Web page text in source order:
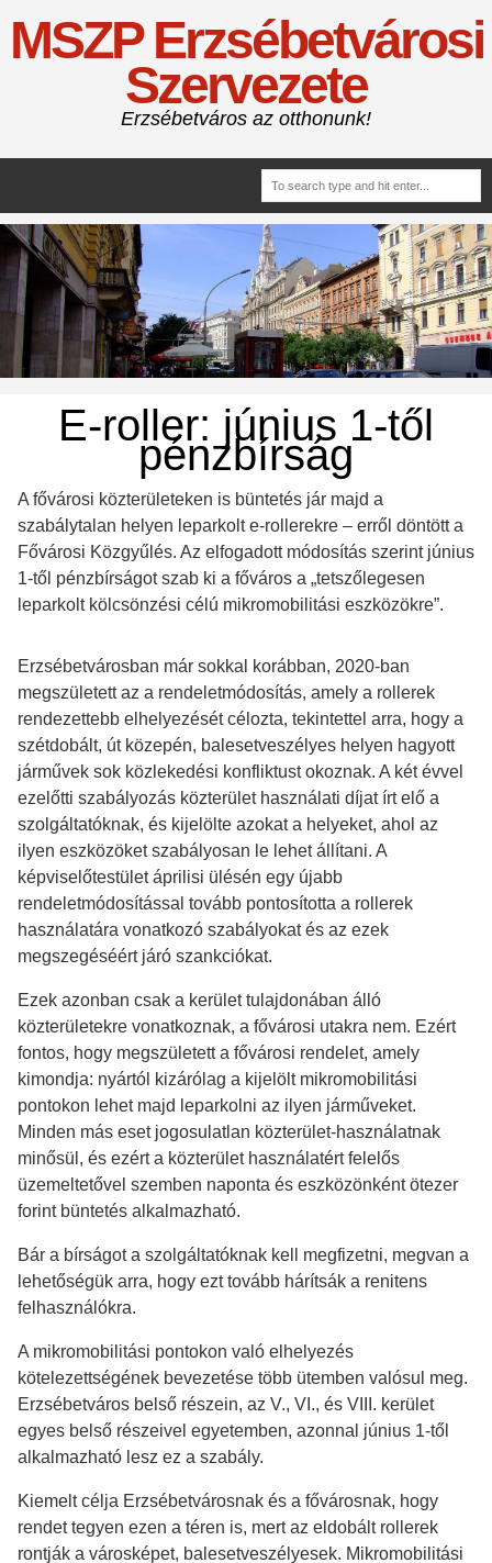
MSZP Erzsébetvárosi
Szervezete
Erzsébetváros az otthonunk!
E-roller: június 1-től
pénzbírság
A fővárosi közterületeken is büntetés jár majd a
szabálytalan helyen leparkolt e-rollerekre – erről döntött a
Fővárosi Közgyűlés. Az elfogadott módosítás szerint június
1-től pénzbírságot szab ki a főváros a „tetszőlegesen
leparkolt kölcsönzési célú mikromobilitási eszközökre”.
Erzsébetvárosban már sokkal korábban, 2020-ban
megszületett az a rendeletmódosítás, amely a rollerek
rendezettebb elhelyezését célozta, tekintettel arra, hogy a
szétdobált, út közepén, balesetveszélyes helyen hagyott
járművek sok közlekedési konfliktust okoznak. A két évvel
ezelőtti szabályozás közterület használati díjat írt elő a
szolgáltatóknak, és kijelölte azokat a helyeket, ahol az
ilyen eszközöket szabályosan le lehet állítani. A
képviselőtestület áprilisi ülésén egy újabb
rendeletmódosítással tovább pontosította a rollerek
használatára vonatkozó szabályokat és az ezek
megszegéséért járó szankciókat.
Ezek azonban csak a kerület tulajdonában álló
közterületekre vonatkoznak, a fővárosi utakra nem. Ezért
fontos, hogy megszületett a fővárosi rendelet, amely
kimondja: nyártól kizárólag a kijelölt mikromobilitási
pontokon lehet majd leparkolni az ilyen járműveket.
Minden más eset jogosulatlan közterület-használatnak
minősül, és ezért a közterület használatért felelős
üzemeltetővel szemben naponta és eszközönként ötezer
forint büntetés alkalmazható.
Bár a bírságot a szolgáltatóknak kell megfizetni, megvan a
lehetőségük arra, hogy ezt tovább hárítsák a renitens
felhasználókra.
A mikromobilitási pontokon való elhelyezés
kötelezettségének bevezetése több ütemben valósul meg.
Erzsébetváros belső részein, az V., VI., és VIII. kerület
egyes belső részeivel egyetemben, azonnal június 1-től
alkalmazható lesz ez a szabály.
Kiemelt célja Erzsébetvárosnak és a fővárosnak, hogy
rendet tegyen ezen a téren is, mert az eldobált rollerek
rontják a városképet, balesetveszélyesek. Mikromobilitási